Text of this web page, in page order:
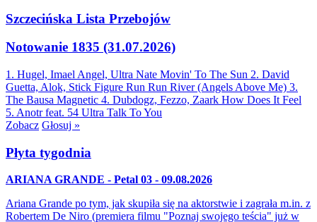
Szczecińska Lista Przebojów
Notowanie 1835 (31.07.2026)
1. Hugel, Imael Angel, Ultra Nate Movin' To The Sun 2. David
Guetta, Alok, Stick Figure Run Run River (Angels Above Me) 3.
The Bausa Magnetic 4. Dubdogz, Fezzo, Zaark How Does It Feel
5. Anotr feat. 54 Ultra Talk To You
Zobacz Głosuj »
Płyta tygodnia
ARIANA GRANDE - Petal 03 - 09.08.2026
Ariana Grande po tym, jak skupiła się na aktorstwie i zagrała m.in. z
Robertem De Niro (premiera filmu "Poznaj swojego teścia" już w